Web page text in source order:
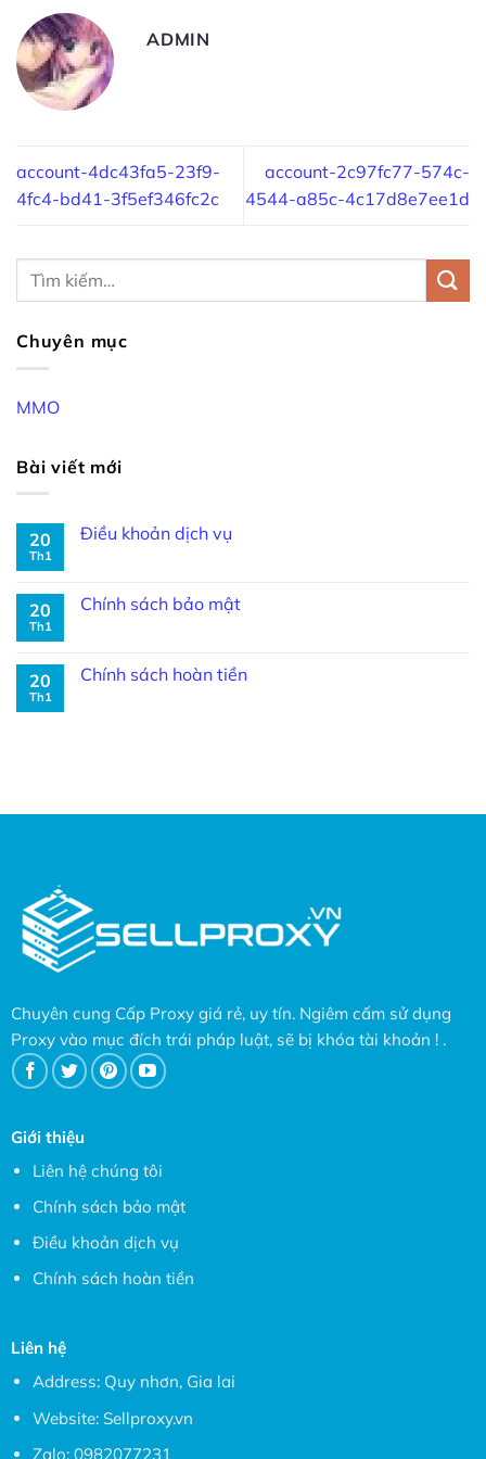
ADMIN
account-4dc43fa5-23f9-
4fc4-bd41-3f5ef346fc2c
account-2c97fc77-574c-
4544-a85c-4c17d8e7ee1d
Chuyên mục
MMO
Bài viết mới
20
Th1
Điều khoản dịch vụ
20
Th1
Chính sách bảo mật
20
Th1
Chính sách hoàn tiền
Chuyên cung Cấp Proxy giá rẻ, uy tín. Ngiêm cấm sử dụng
Proxy vào mục đích trái pháp luật, sẽ bị khóa tài khoản ! .
Giới thiệu
Liên hệ chúng tôi
Chính sách bảo mật
Điều khoản dịch vụ
Chính sách hoàn tiền
Liên hệ
Address: Quy nhơn, Gia lai
Website: Sellproxy.vn
Zalo: 0982077231